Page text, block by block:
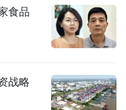
食品
战略